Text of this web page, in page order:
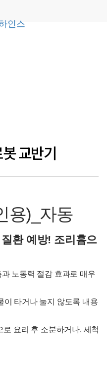
교반기
용)_자동
환 예방! 조리흄으
노동력 절감 효과로 매우
이 타거나 눌지 않도록 내용
요리 후 소분하거나, 세척